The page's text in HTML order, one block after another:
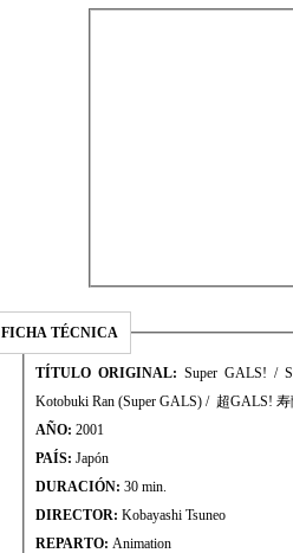
FICHA TÉCNICA
TÍTULO ORIGINAL: Super GALS! /
Kotobuki Ran (Super GALS) / 超GALS!
AÑO: 2001
PAÍS: Japón
DURACIÓN: 30 min.
DIRECTOR: Kobayashi Tsuneo
REPARTO: Animation